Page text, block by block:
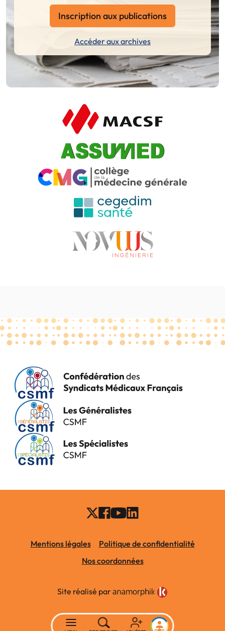
Inscription aux publications
Accéder aux archives
Mentions légales
Politique de confidentialité
Nos coordonnées
Site réalisé par